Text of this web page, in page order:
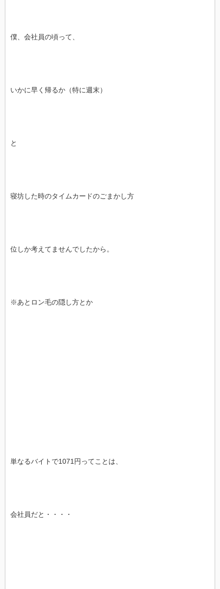
僕、会社員の頃って、
いかに早く帰るか（特に週末）
と
寝坊した時のタイムカードのごまかし方
位しか考えてませんでしたから。
※あとロン毛の隠し方とか
単なるバイトで1071円ってことは、
会社員だと・・・・